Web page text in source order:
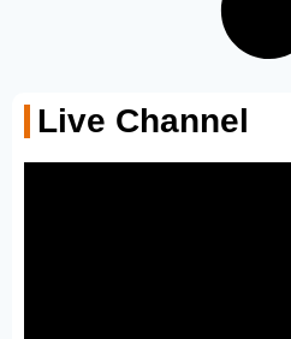
Live Channel